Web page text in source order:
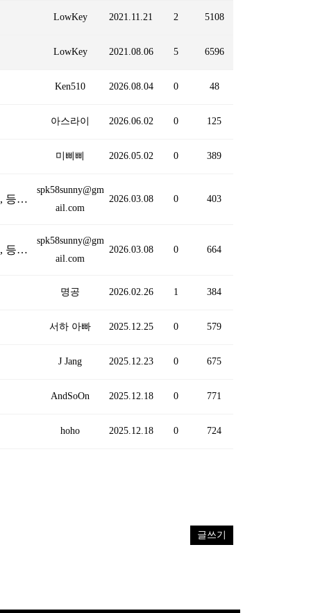
LowKey 2021.11.21 2 5108
LowKey 2021.08.06 5 6596
Ken510 2026.08.04 0 48
아스라이 2026.06.02 0 125
미삐삐 2026.05.02 0 389
안녕하세요, 가입만 하고 어떻게 하는지 몰라서 여태 시간을 흘려버렸네요, 앞으로 공부 하고 싶습니다, 등업 부탁드립니다, 감사합니다
spk58sunny@gm
ail.com
2026.03.08 0 403
안녕하세요, 가입만 하고 어떻게 하는지 몰라서 여태 시간을 흘려버렸네요, 앞으로 공부 하고 싶습니다, 등업 부탁드립니다, 감사합니다
spk58sunny@gm
ail.com
2026.03.08 0 664
명공 2026.02.26 1 384
서하 아빠 2025.12.25 0 579
J Jang 2025.12.23 0 675
AndSoOn 2025.12.18 0 771
hoho 2025.12.18 0 724
글쓰기